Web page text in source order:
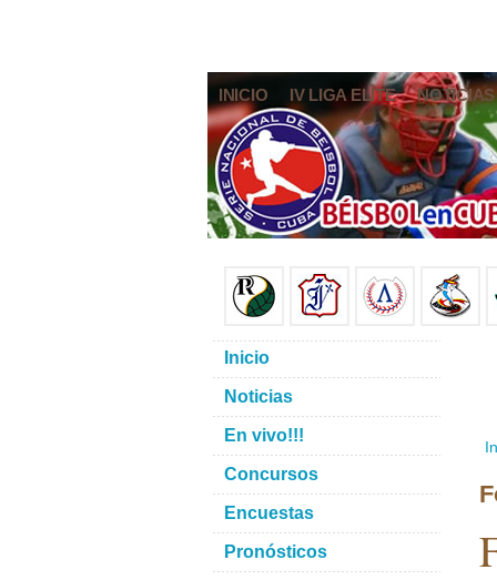
INICIO IV LIGA ELITE NOTICIAS
Inicio
Noticias
En vivo!!!
Concursos
Encuestas
Pronósticos